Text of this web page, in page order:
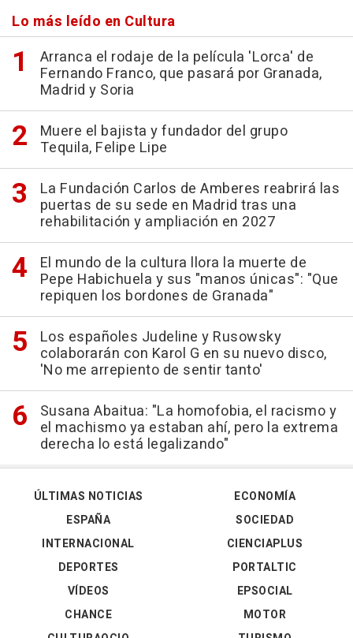
Lo más leído en Cultura
Arranca el rodaje de la película 'Lorca' de
Fernando Franco, que pasará por Granada,
Madrid y Soria
Muere el bajista y fundador del grupo
Tequila, Felipe Lipe
La Fundación Carlos de Amberes reabrirá las
puertas de su sede en Madrid tras una
rehabilitación y ampliación en 2027
El mundo de la cultura llora la muerte de
Pepe Habichuela y sus "manos únicas": "Que
repiquen los bordones de Granada"
Los españoles Judeline y Rusowsky
colaborarán con Karol G en su nuevo disco,
'No me arrepiento de sentir tanto'
Susana Abaitua: "La homofobia, el racismo y
el machismo ya estaban ahí, pero la extrema
derecha lo está legalizando"
ÚLTIMAS NOTICIAS
ESPAÑA
INTERNACIONAL
DEPORTES
VÍDEOS
ECONOMÍA
SOCIEDAD
CIENCIAPLUS
PORTALTIC
EPSOCIAL
CHANCE
MOTOR